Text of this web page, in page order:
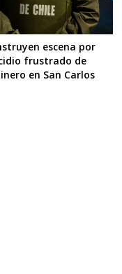
escena por
frustrado de
en San Carlos